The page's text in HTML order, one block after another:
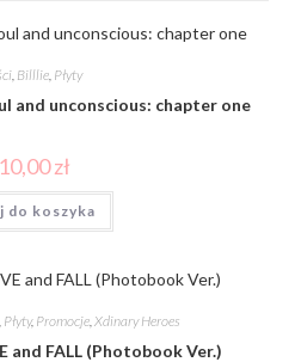
, Billlie, Płyty
and unconscious: chapter one
zł
do koszyka
Płyty, Promocje,Xdinary Heroes
and FALL (Photobook Ver.)